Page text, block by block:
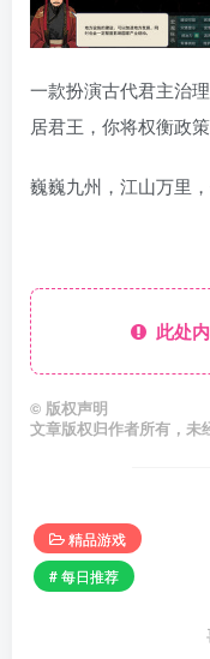
一款扮演古代君主治
居君王，你将权衡政
巍巍九州，江山万里
此处内
© 版权声明
文章版权归作者所有，未
精品游戏
# 每日推荐